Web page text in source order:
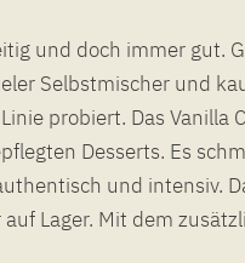
und doch immer gut.
Selbstmischer und
probiert. Das Vanilla
Desserts. Es
und intensiv.
Lager. Mit dem
Tiefe, sondern erhält
von
sparsam, was